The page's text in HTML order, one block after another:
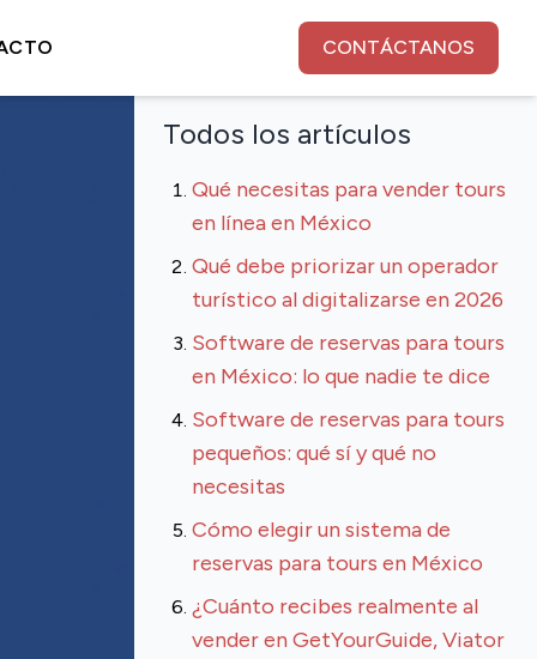
CONTÁCTANOS
Todos los artículos
Qué necesitas para vender tours
en línea en México
Qué debe priorizar un operador
turístico al digitalizarse en 2026
Software de reservas para tours
en México: lo que nadie te dice
Software de reservas para tours
pequeños: qué sí y qué no
necesitas
Cómo elegir un sistema de
reservas para tours en México
¿Cuánto recibes realmente al
vender en GetYourGuide, Viator